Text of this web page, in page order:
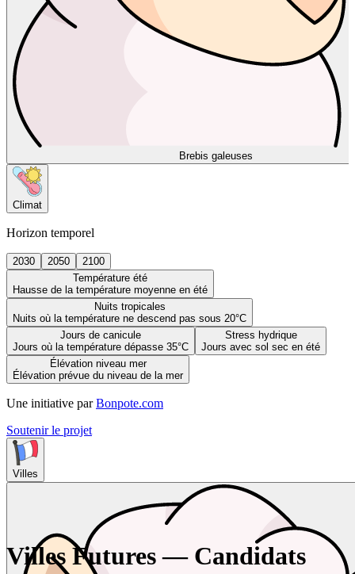
Brebis galeuses
Climat
Horizon temporel
2030 2050
2100
Température été
Hausse de la température moyenne en été
Nuits tropicales
Nuits où la température ne descend pas sous 20°C
Jours de canicule
Jours où la température dépasse 35°C
Stress hydrique
Jours avec sol sec en été
Élévation niveau mer
Élévation prévue du niveau de la mer
Une initiative par Bonpote.com
Soutenir le projet
Villes
Villes Futures — Candidats